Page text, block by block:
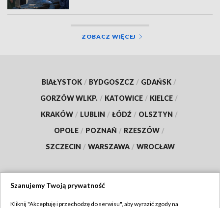
ZOBACZ WIĘCEJ
BIAŁYSTOK / BYDGOSZCZ / GDAŃSK /
GORZÓW WLKP. / KATOWICE / KIELCE /
KRAKÓW / LUBLIN / ŁÓDŹ / OLSZTYN /
OPOLE / POZNAŃ / RZESZÓW /
SZCZECIN / WARSZAWA / WROCŁAW
Szanujemy Twoją prywatność
Kliknij "Akceptuję i przechodzę do serwisu", aby wyrazić zgody na